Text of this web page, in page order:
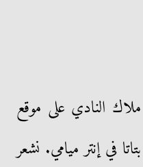
النادي على موقع
في إنتر ميامي. نشعر